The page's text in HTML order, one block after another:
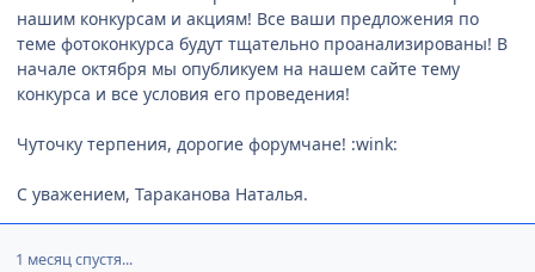
нашим конкурсам и акциям! Все ваши предложения по
теме фотоконкурса будут тщательно проанализированы! В
начале октября мы опубликуем на нашем сайте тему
конкурса и все условия его проведения!
Чуточку терпения, дорогие форумчане! :wink:
С уважением, Тараканова Наталья.
1 месяц спустя...